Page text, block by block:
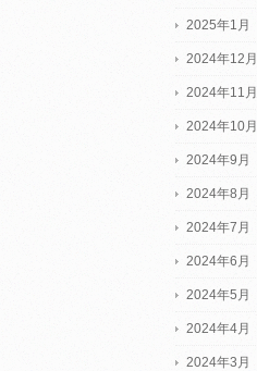
2025年1月
2024年12月
2024年11月
2024年10月
2024年9月
2024年8月
2024年7月
2024年6月
2024年5月
2024年4月
2024年3月